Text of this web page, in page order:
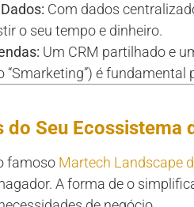
Com dados
o seu tempo e dinheiro.
Um CRM partilhado e
é fundamental
Seu Ecossistema
famoso Martech Landscape
A forma de o